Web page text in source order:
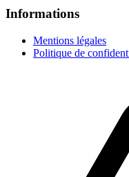
Informations
Mentions légales
Politique de